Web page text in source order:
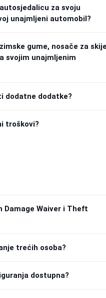
za svoju
unajmljeni automobil?
gume, nosače za
svojim unajmljenim
dodatne dodatke?
troškovi?
Damage Waiver i Theft
trećih osoba?
dostupna?